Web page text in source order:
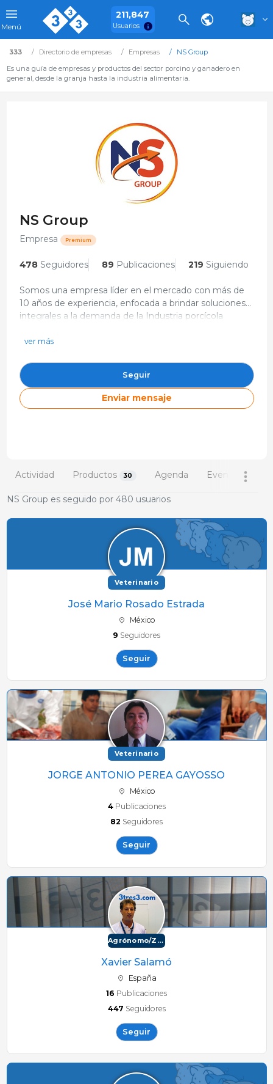
Menú
211,847
Usuarios
333 Directorio de empresas Empresas
NS Group
Es una guía de empresas y productos del sector porcino y ganadero en
general, desde la granja hasta la industria alimentaria.
NS Group
Empresa Premium
478Seguidores 89 Publicaciones 219 Siguiendo
Somos una empresa líder en el mercado con más de
10 años de experiencia, enfocada a brindar soluciones
integrales a la demanda de la Industria porcícola
abastecen las necesidades del mercado pecuario, cada
con el fin de ofrecer a nuestros clientes soluciones
integrales que maximicen los resultados de sus granjas.
jordi.pelegri@nsgroup.com.mx
Industrial La ReMéxico
ver más
Seguir
Enviar mensaje
Actividad Productos 30 Agenda Eventos
NS Group es seguido por 480 usuarios
Veterinario
José Mario Rosado Estrada
México
9 Seguidores
Seguir
Veterinario
JORGE ANTONIO PEREA GAYOSSO
México
4 Publicaciones
82 Seguidores
Seguir
Agrónomo/Zootécnico
Xavier Salamó
España
16 Publicaciones
447 Seguidores
Seguir